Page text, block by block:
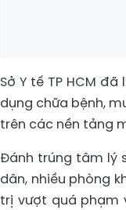
Sở Y tế TP HCM
dụng chữa bệnh,
trên các nền tảng
Đánh trúng tâm lý
dân, nhiều phòng
trị vượt quá phạm